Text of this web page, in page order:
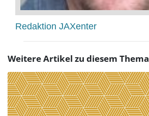
Redaktion JAXenter
Weitere Artikel zu diesem Thema